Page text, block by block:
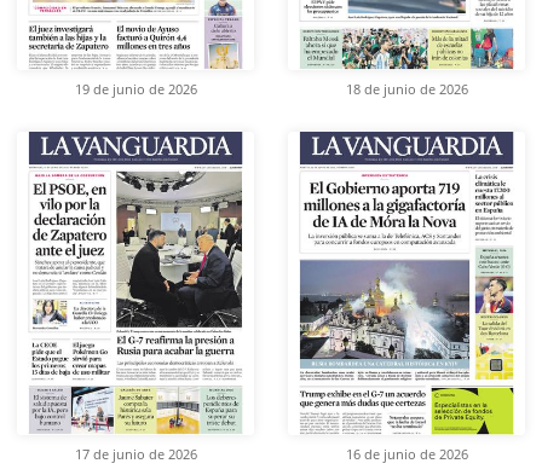
19 de junio de 2026 18 de junio de 2026
17 de junio de 2026 16 de junio de 2026